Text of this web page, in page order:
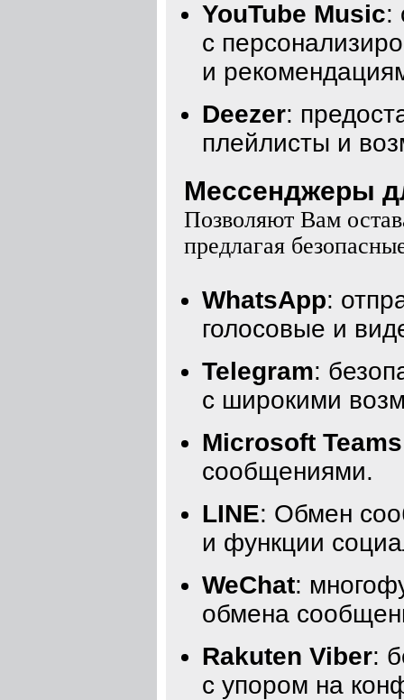
YouTube Music:
с
и
Deezer:
плейлисты и
Мессенджеры
Позволяют Вам
предлагая
WhatsApp:
голосовые и
Telegram:
с широкими
Microsoft Teams
сообщениями.
LINE: Обмен
и функции
WeChat:
обмена
Rakuten Viber:
с упором на